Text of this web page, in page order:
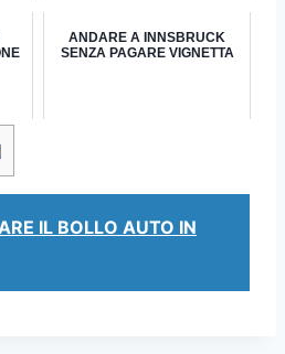
ANDARE A INNSBRUCK
SENZA PAGARE VIGNETTA
IL BOLLO AUTO IN